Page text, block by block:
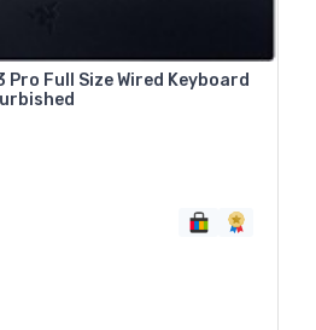
Pro Full Size Wired Keyboard